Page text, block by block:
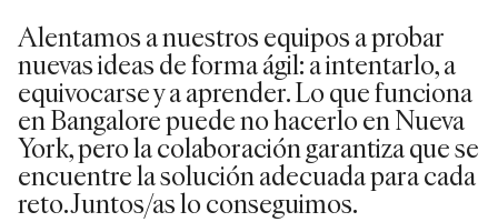
Alentamos a nuestros equipos a probar
nuevas ideas de forma ágil: a intentarlo, a
equivocarse y a aprender. Lo que funciona
en Bangalore puede no hacerlo en Nueva
York, pero la colaboración garantiza que se
encuentre la solución adecuada para cada
reto. Juntos/as lo conseguimos.